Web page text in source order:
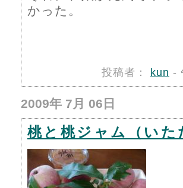
かった。
投稿者： kun -
2009年 7月 06日
桃と桃ジャム（いた